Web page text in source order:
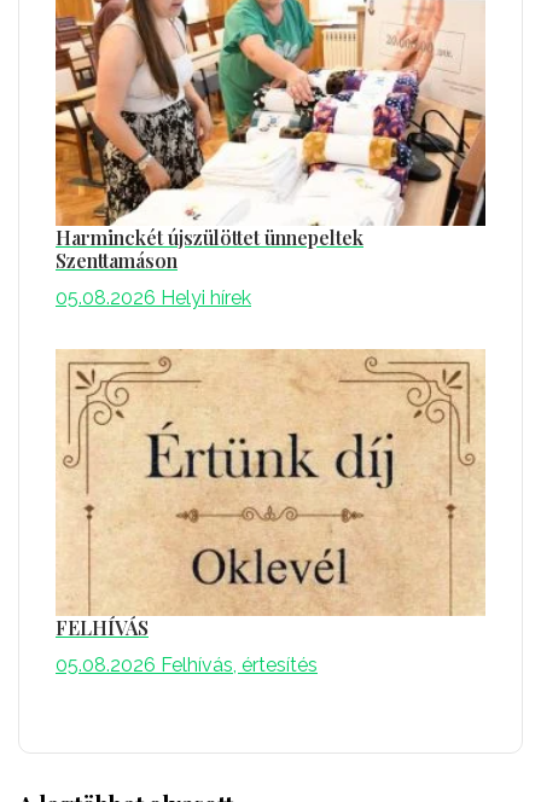
Harminckét újszülöttet ünnepeltek
Szenttamáson
05.08.2026 Helyi hírek
FELHÍVÁS
05.08.2026 Felhívás, értesítés